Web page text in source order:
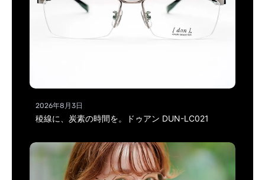
2026年8月3日
稜線に、炭素の時間を。ドゥアン DUN-LC021